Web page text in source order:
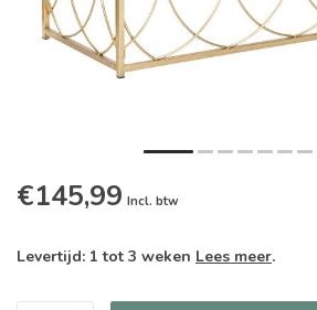
€145,99 Incl. btw
Levertijd: 1 tot 3 weken Lees meer.